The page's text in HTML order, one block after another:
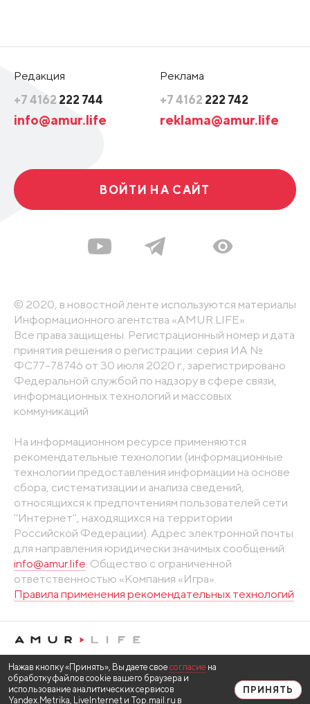
Редакция
+7 4162 222 744
info@amur.life
Реклама
+7 4162 222 742
reklama@amur.life
ВОЙТИ НА САЙТ
© 2020, в новостной ленте используются материалы
Информационного агентства «AMUR.LIFE».
Все права защищены. Регистрационный номер и дата
принятия решения о регистрации: серия ИА №
ФС77-78746 от 30 июля 2020 г., зарегистрировано
Федеральной службой по надзору в сфере связи,
информационных технологий и массовых
коммуникаций
На информационном ресурсе применяются
рекомендательные технологии (информационные
технологии предоставления информации на основе
сбора, систематизации и анализа сведений,
относящихся к предпочтениям пользователей сети
"Интернет", находящихся на территории
Российской Федерации). Адрес электронной почты
для направления юридически значимых сообщений:
info@amur.life . Общество с ограниченной
ответственностью «Компания «Игра».
Правила применения рекомендательных технологий
Нажав кнопку «Принять», Вы даете свое согласие на
обработку файлов cookie вашего браузера и
использование аналитических сервисов
Yandex.Metrika, LiveInternet и Top.mail.ru в
ПРИНЯТЬ